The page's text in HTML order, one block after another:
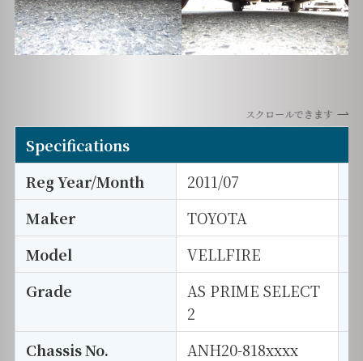
スクロールできます
Specifications
Reg Year/Month
2011/07
Maker
TOYOTA
Model
VELLFIRE
Grade
AS PRIME SELECT
2
Chassis No. ANH20-818xxxx